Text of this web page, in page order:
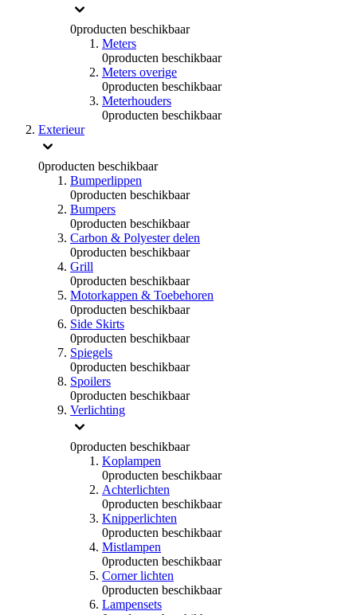
0producten beschikbaar
Meters
0producten beschikbaar
Meters overige
0producten beschikbaar
Meterhouders
0producten beschikbaar
Exterieur
0producten beschikbaar
Bumperlippen
0producten beschikbaar
Bumpers
0producten beschikbaar
Carbon & Polyester delen
0producten beschikbaar
Grill
0producten beschikbaar
Motorkappen & Toebehoren
0producten beschikbaar
Side Skirts
0producten beschikbaar
Spiegels
0producten beschikbaar
Spoilers
0producten beschikbaar
Verlichting
0producten beschikbaar
Koplampen
0producten beschikbaar
Achterlichten
0producten beschikbaar
Knipperlichten
0producten beschikbaar
Mistlampen
0producten beschikbaar
Corner lichten
0producten beschikbaar
Lampensets